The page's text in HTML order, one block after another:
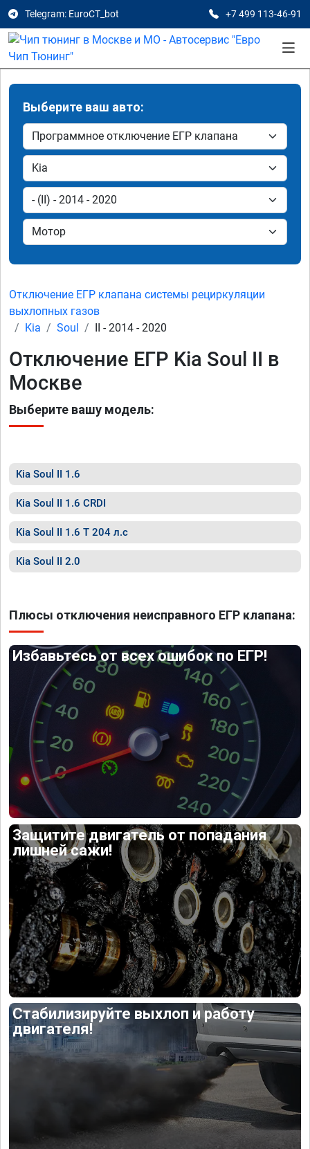
Telegram: EuroCT_bot +7 499 113-46-91
Выберите ваш авто:
Отключение ЕГР клапана системы рециркуляции
выхлопных газов
Kia
Soul II - 2014 - 2020
Отключение ЕГР Kia Soul II в
Москве
Выберите вашу модель:
Kia Soul II 1.6
Kia Soul II 1.6 CRDI
Kia Soul II 1.6 T 204 л.с
Kia Soul II 2.0
Плюсы отключения неисправного ЕГР клапана:
Избавьтесь от всех ошибок по ЕГР!
Защитите двигатель от попадания
лишней сажи!
Стабилизируйте выхлоп и работу
двигателя!